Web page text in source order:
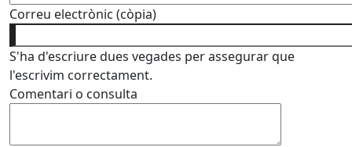
Correu electrònic (còpia)
S'ha d'escriure dues vegades per assegurar que
l'escrivim correctament.
Comentari o consulta